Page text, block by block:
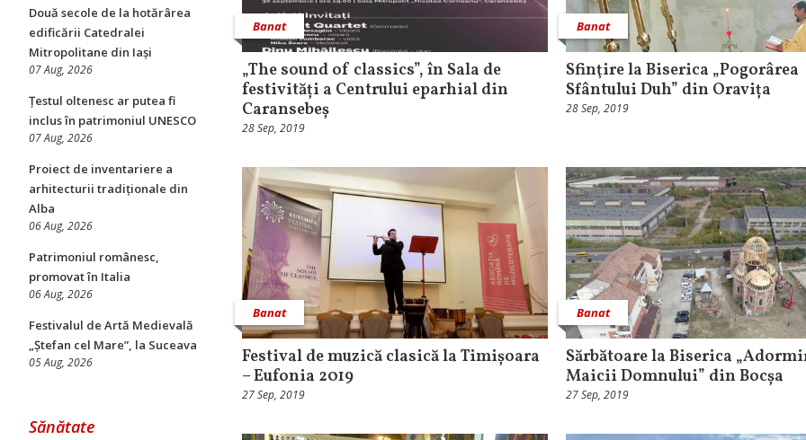
Două secole de la hotărârea
edificării Catedralei
Mitropolitane din Iași
07 Aug, 2026
Țestul oltenesc ar putea fi
inclus în patrimoniul UNESCO
07 Aug, 2026
Proiect de inventariere a
arhitecturii tradiționale din
Alba
06 Aug, 2026
Patrimoniul românesc,
promovat în Italia
06 Aug, 2026
Festivalul de Artă Medievală
„Ștefan cel Mare”, la Suceava
05 Aug, 2026
Sănătate
Banat
„The sound of classics”, în Sala de
festivități a Centrului eparhial din
Caransebeș
28 Sep, 2019
Banat
Sfinţire la Biserica „Pogorârea
Sfântului Duh” din Oravița
28 Sep, 2019
Banat
Festival de muzică clasică la Timișoara
– Eufonia 2019
27 Sep, 2019
Banat
Sărbătoare la Biserica
Maicii Domnului” din Bocșa
27 Sep, 2019